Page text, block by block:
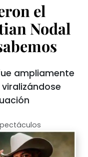
el
Nodal
ampliamente